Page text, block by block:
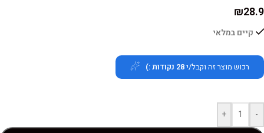
₪28.9
קיים במלאי
רכוש מוצר זה וקבל/י28 נקודות :)
-
+